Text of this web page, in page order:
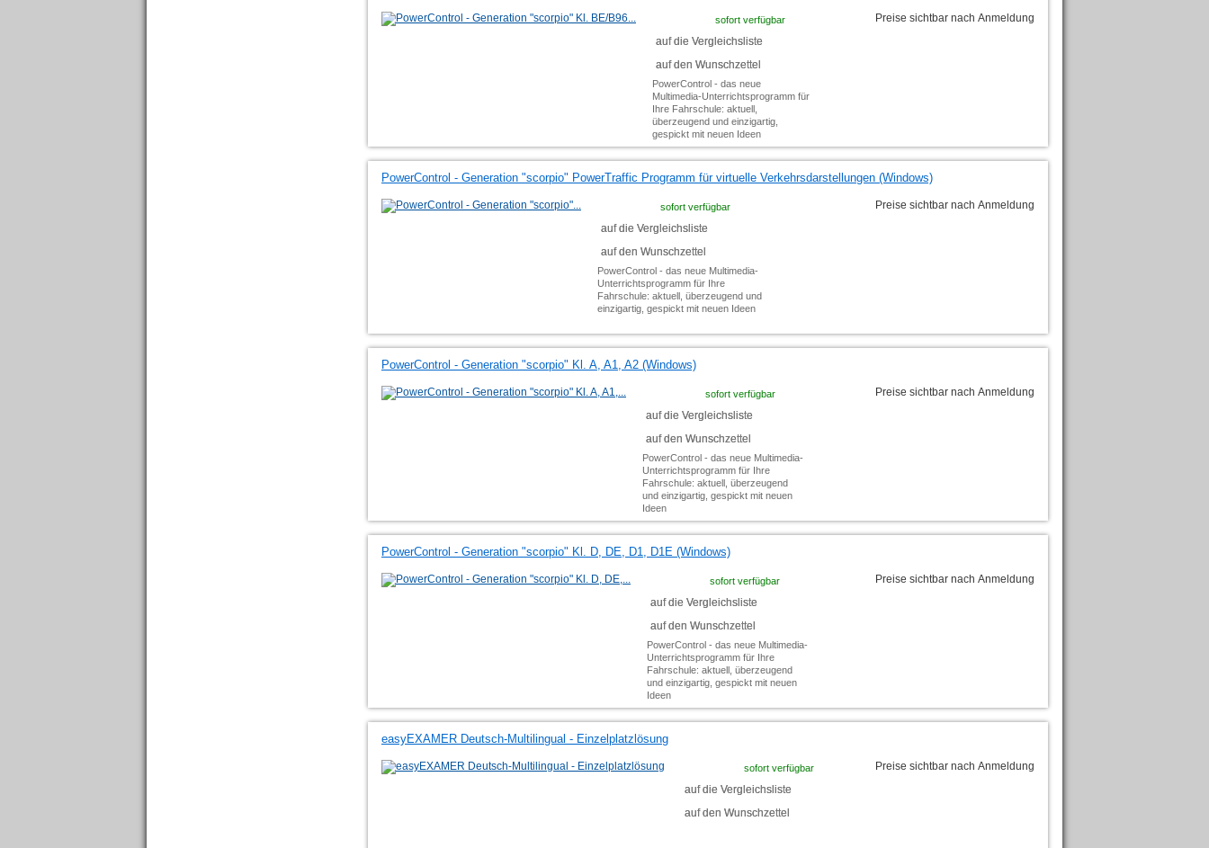
sofort verfügbar
auf die Vergleichsliste
auf den Wunschzettel
PowerControl - das neue
Multimedia-Unterrichtsprogramm für
Ihre Fahrschule: aktuell,
überzeugend und einzigartig,
gespickt mit neuen Ideen
Preise sichtbar nach Anmeldung
PowerControl - Generation "scorpio" PowerTraffic Programm für virtuelle Verkehrsdarstellungen (Windows)
sofort verfügbar
auf die Vergleichsliste
auf den Wunschzettel
PowerControl - das neue Multimedia-
Unterrichtsprogramm für Ihre
Fahrschule: aktuell, überzeugend und
einzigartig, gespickt mit neuen Ideen
Preise sichtbar nach Anmeldung
PowerControl - Generation "scorpio" Kl. A, A1, A2 (Windows)
sofort verfügbar
auf die Vergleichsliste
auf den Wunschzettel
PowerControl - das neue Multimedia-
Unterrichtsprogramm für Ihre
Fahrschule: aktuell, überzeugend
und einzigartig, gespickt mit neuen
Ideen
Preise sichtbar nach Anmeldung
PowerControl - Generation "scorpio" Kl. D, DE, D1, D1E (Windows)
sofort verfügbar
auf die Vergleichsliste
auf den Wunschzettel
PowerControl - das neue Multimedia-
Unterrichtsprogramm für Ihre
Fahrschule: aktuell, überzeugend
und einzigartig, gespickt mit neuen
Ideen
Preise sichtbar nach Anmeldung
easyEXAMER Deutsch-Multilingual - Einzelplatzlösung
sofort verfügbar
auf die Vergleichsliste
auf den Wunschzettel
Preise sichtbar nach Anmeldung